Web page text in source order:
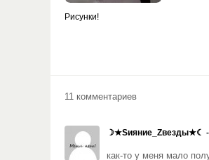
Рисунки!
11 комментариев
☽★Sияние_Zвезды★☾
как-то у меня мало